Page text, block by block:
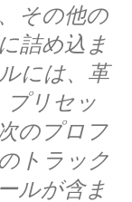
その他の
詰め込ま
には、革
プリセッ
のプロフ
トラック
ルが含ま